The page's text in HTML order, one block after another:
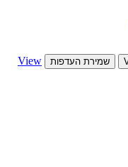
שמירת העדפות
View